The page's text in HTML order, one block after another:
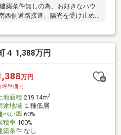
築条件無しの為、お好きなハウ
西側道路接道、陽光を受け止める
車場も確保できる約68坪以上の
！子育てに適した住環境です！
ょっとした移動も便利です♪〇あ
り！建築プランご相談下さい
徒歩約5分）約400ｍ〇イクタフ
ｍ〇セブンイレブン 碧南上町４
スギドラッグ 碧南坂口店（徒歩
４ 1,388万円
万円
（坪単価:-）
地面積219.14m2
途地域１種低層
ぺい率60%
積率100%
築条件なし